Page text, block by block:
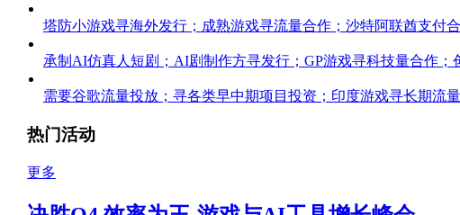
塔防小游戏寻海外发行；成熟游戏寻流量合作；沙特阿联酋支付
承制AI仿真人短剧；AI剧制作方寻发行；GP游戏寻科技量合作
需要谷歌流量投放；寻各类早中期项目投资；印度游戏寻长期流
热门活动
更多